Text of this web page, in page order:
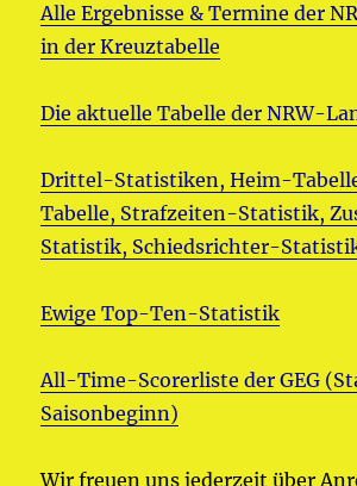
Alle Ergebnisse & Termine der
in der Kreuztabelle
Die aktuelle Tabelle der NRW-
Drittel-Statistiken, Heim-
Tabelle, Strafzeiten-Statistik,
Statistik, Schiedsrichter-
Ewige Top-Ten-Statistik
All-Time-Scorerliste der GEG
Saisonbeginn)
Wir freuen uns jederzeit über